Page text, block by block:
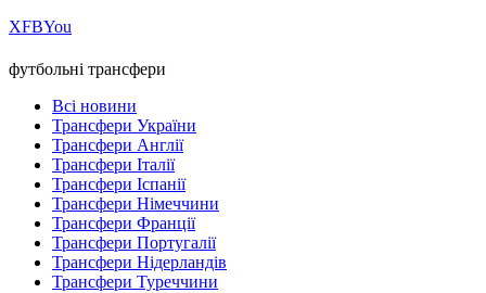
ХFBYou
футбольні трансфери
Всі новини
Трансфери України
Трансфери Англії
Трансфери Італії
Трансфери Іспанії
Трансфери Німеччини
Трансфери Франції
Трансфери Португалії
Трансфери Нідерландів
Трансфери Туреччини